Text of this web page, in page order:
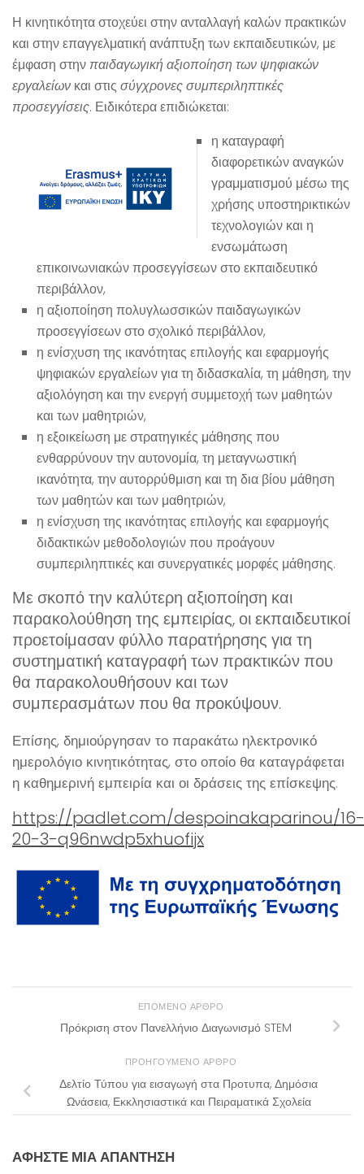
Η κινητικότητα στοχεύει στην ανταλλαγή καλών πρακτικών
και στην επαγγελματική ανάπτυξη των εκπαιδευτικών, με
έμφαση στην παιδαγωγική αξιοποίηση των ψηφιακών
εργαλείων και στις σύγχρονες συμπεριληπτικές
προσεγγίσεις. Ειδικότερα επιδιώκεται:
η καταγραφή
διαφορετικών αναγκών
γραμματισμού μέσω της
χρήσης υποστηρικτικών
τεχνολογιών και η
ενσωμάτωση
επικοινωνιακών προσεγγίσεων στο εκπαιδευτικό
περιβάλλον,
η αξιοποίηση πολυγλωσσικών παιδαγωγικών
προσεγγίσεων στο σχολικό περιβάλλον,
η ενίσχυση της ικανότητας επιλογής και εφαρμογής
ψηφιακών εργαλείων για τη διδασκαλία, τη μάθηση, την
αξιολόγηση και την ενεργή συμμετοχή των μαθητών
και των μαθητριών,
η εξοικείωση με στρατηγικές μάθησης που
ενθαρρύνουν την αυτονομία, τη μεταγνωστική
ικανότητα, την αυτορρύθμιση και τη δια βίου μάθηση
των μαθητών και των μαθητριών,
η ενίσχυση της ικανότητας επιλογής και εφαρμογής
διδακτικών μεθοδολογιών που προάγουν
συμπεριληπτικές και συνεργατικές μορφές μάθησης.
Με σκοπό την καλύτερη αξιοποίηση και
παρακολούθηση της εμπειρίας, οι εκπαιδευτικοί
προετοίμασαν φύλλο παρατήρησης για τη
συστηματική καταγραφή των πρακτικών που
θα παρακολουθήσουν και των
συμπερασμάτων που θα προκύψουν.
Επίσης, δημιούργησαν το παρακάτω ηλεκτρονικό
ημερολόγιο κινητικότητας, στο οποίο θα καταγράφεται
η καθημερινή εμπειρία και οι δράσεις της επίσκεψης.
https://padlet.com/despoinakaparinou/16-
20-3-q96nwdp5xhuofijx
ΕΠΌΜΕΝΟ ΆΡΘΡΟ
Πρόκριση στον Πανελλήνιο Διαγωνισμό STEM
ΠΡΟΗΓΟΎΜΕΝΟ ΆΡΘΡΟ
Δελτίο Τύπου για εισαγωγή στα Προτυπα, Δημόσια
Ωνάσεια, Εκκλησιαστικά και Πειραματικά Σχολεία
ΑΦΉΣΤΕ ΜΙΑ ΑΠΆΝΤΗΣΗ